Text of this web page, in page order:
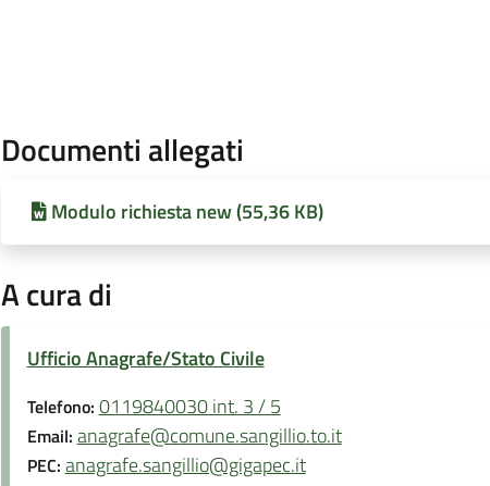
Documenti allegati
Modulo richiesta new (55,36 KB)
A cura di
Ufficio Anagrafe/Stato Civile
Telefono: 0119840030 int. 3 / 5
Email: anagrafe@comune.sangillio.to.it
PEC: anagrafe.sangillio@gigapec.it